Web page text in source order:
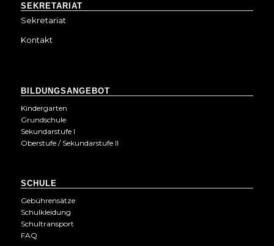
SEKRETARIAT
Sekretariat
Kontakt
BILDUNGSANGEBOT
Kindergarten
Grundschule
Sekundarstufe I
Oberstufe / Sekundarstufe II
SCHULE
Gebührensätze
Schulkleidung
Schultransport
FAQ